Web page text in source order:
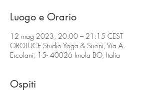
Luogo e Orario
12 mag 2023, 20:00 – 21:15 CEST
OROLUCE Studio Yoga & Suoni, Via A.
Ercolani, 15- 40026 Imola BO, Italia
Ospiti